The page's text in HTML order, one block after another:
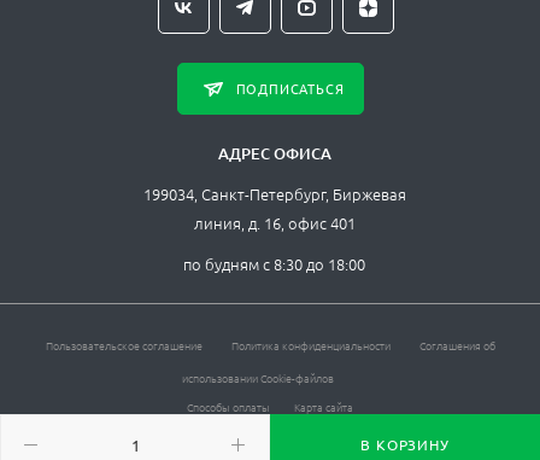
В КОРЗИНУ
ПОДПИСАТЬСЯ
АДРЕС ОФИСА
199034, Санкт-Петербург, Биржевая
линия, д. 16, офис 401
по будням с 8:30 до 18:00
Пользовательское соглашение Политика конфиденциальности
Соглашения об
использовании Cookie-файлов
Способы оплаты
Карта сайта
ЛЛС © , 2026. Все права защищены.